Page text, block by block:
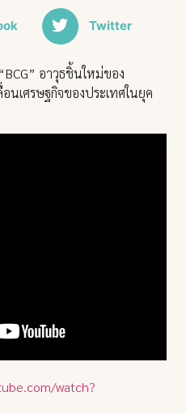
Twitter
อาวุธชิ้นใหม่ของ
นเศรษฐกิจของประเทศในยุค
watch?